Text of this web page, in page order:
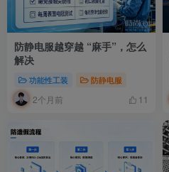
防静电服越穿越 “麻手”，怎么
解决
功能性工装 防静电服
2个月前 11